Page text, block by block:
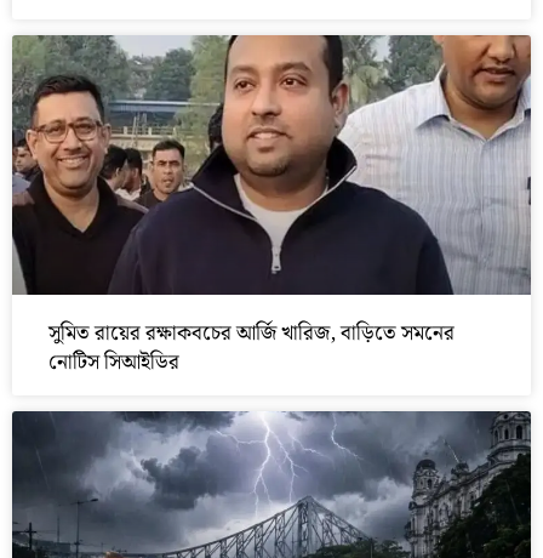
সুমিত রায়ের রক্ষাকবচের আর্জি খারিজ, বাড়িতে সমনের
নোটিস সিআইডির